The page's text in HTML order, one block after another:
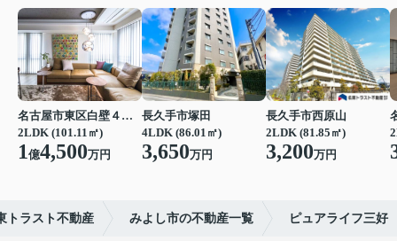
名古屋市東区白壁４丁目
2LDK (101.11㎡)
1億4,500万円
長久手市塚田
4LDK (86.01㎡)
3,650万円
長久手市西原山
2LDK (81.85㎡)
3,200万円
トラスト不動産 みよし市の不動産一覧 ピュアライフ三好